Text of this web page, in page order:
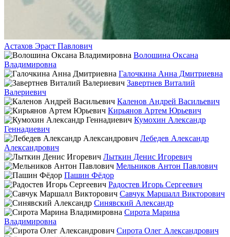
Астахов Эраст Павлович
Волошина Оксана
Владимировна
Галочкина Анна Дмитриевна
Завертнев Виталий
Валериевич
Каленов Андрей Васильевич
Кирьянов Артем Юрьевич
Кумохин Александр
Геннадиевич
Лебедев Александр
Александрович
Лыткин Денис Игоревич
Мельников Антон Павлович
Пашин Фёдор
Радостев Игорь Сергеевич
Савчук Маршалл Викторович
Синявский Александр
Сирота Марина
Владимировна
Сирота Олег Александрович